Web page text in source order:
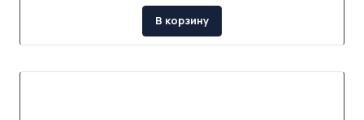
В корзину